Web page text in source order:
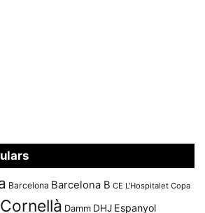
Barcelona Barcelona B CE L'Hospitalet Copa
Cornellà Damm DHJ Espanyol